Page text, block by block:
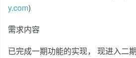
y.com)
需求内容
已完成一期功能的实现， 现进入二